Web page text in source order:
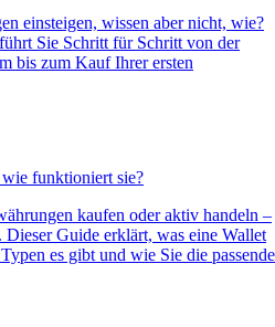
einsteigen, wissen aber nicht, wie?
Sie Schritt für Schritt von der
bis zum Kauf Ihrer ersten
funktioniert sie?
kaufen oder aktiv handeln –
Guide erklärt, was eine Wallet
es gibt und wie Sie die passende